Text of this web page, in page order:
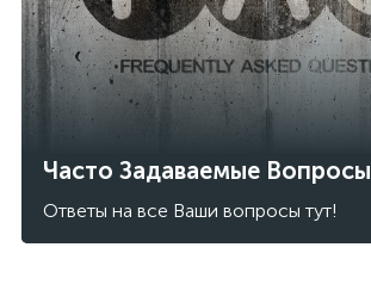
Часто Задаваемые Вопросы
Ответы на все Ваши вопросы тут!